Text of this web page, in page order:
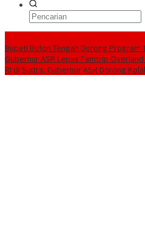
Bupati Buton Tengah Dorong
Gubernur ASR Lepas Famtrip
RI di Sultra, Gubernur ASR Dorong